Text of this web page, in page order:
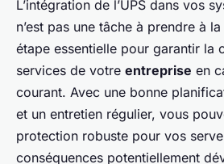
L’intégration de l’UPS dans vos
n’est pas une tâche à prendre à
étape essentielle pour garantir la
services de votre entreprise en
courant. Avec une bonne
et un entretien régulier, vous
protection robuste pour vos
conséquences potentiellement